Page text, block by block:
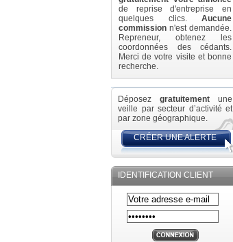
de reprise d'entreprise en
quelques clics. Aucune
commission n'est demandée.
Repreneur, obtenez les
coordonnées des cédants.
Merci de votre visite et bonne
recherche.
Déposez gratuitement une
veille par secteur d’activité et
par zone géographique.
CRÉER UNE ALERTE
IDENTIFICATION CLIENT